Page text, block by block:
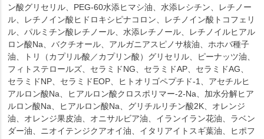
ン酸グリセリル、PEG-60水添ヒマシ油、水添レシチン、レチノー
ル、レチノイン酸ヒドロキシピナコロン、レチノイン酸トコフェリ
ル、パルミチン酸レチノール、水添レチノール、レチノイルヒアル
ロン酸Na、バクチオール、アルガニアスピノサ核油、ホホバ種子
油、トリ（カプリル酸／カプリン酸）グリセリル、ピーナッツ油、
フィトステロールズ、セラミドNG、セラミドAP、セラミドAG、
セラミドNP、セラミドEOP、ヒトオリゴペプチド-1、アセチルヒ
アルロン酸Na、ヒアルロン酸クロスポリマー-2-Na、加水分解ヒア
ルロン酸Na、ヒアルロン酸Na、グリチルリチン酸2K、オレンジ
油、オレンジ果皮油、オニサルビア油、イランイラン花油、ラベン
ダー油、ニオイテンジクアオイ油、イタリアイトスギ葉油、ヒポフ